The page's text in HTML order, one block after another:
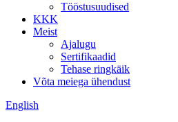
Tööstusuudised
KKK
Meist
Ajalugu
Sertifikaadid
Tehase ringkäik
Võta meiega ühendust
English